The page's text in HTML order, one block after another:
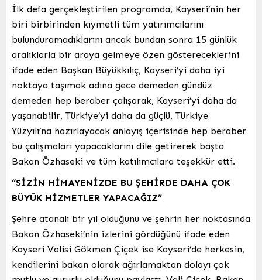
İlk defa gerçekleştirilen programda, Kayseri’nin her
biri birbirinden kıymetli tüm yatırımcılarını
bulunduramadıklarını ancak bundan sonra 15 günlük
aralıklarla bir araya gelmeye özen göstereceklerini
ifade eden Başkan Büyükkılıç, Kayseri’yi daha iyi
noktaya taşımak adına gece demeden gündüz
demeden hep beraber çalışarak, Kayseri’yi daha da
yaşanabilir, Türkiye’yi daha da güçlü, Türkiye
Yüzyılı’na hazırlayacak anlayış içerisinde hep beraber
bu çalışmaları yapacaklarını dile getirerek başta
Bakan Özhaseki ve tüm katılımcılara teşekkür etti.
“SİZİN HİMAYENİZDE BU ŞEHİRDE DAHA ÇOK
BÜYÜK HİZMETLER YAPACAĞIZ”
Şehre atanalı bir yıl olduğunu ve şehrin her noktasında
Bakan Özhaseki’nin izlerini gördüğünü ifade eden
Kayseri Valisi Gökmen Çiçek ise Kayseri’de herkesin,
kendilerini bakan olarak ağırlamaktan dolayı çok